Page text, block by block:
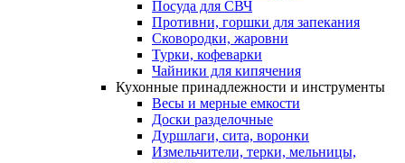
Посуда для СВЧ
Противни, горшки для запекания
Сковородки, жаровни
Турки, кофеварки
Чайники для кипячения
Кухонные принадлежности и инструменты
Весы и мерные емкости
Доски разделочные
Дуршлаги, сита, воронки
Измельчители, терки, мельницы,